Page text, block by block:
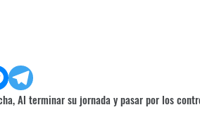
Al terminarsu jornada y pasar por los